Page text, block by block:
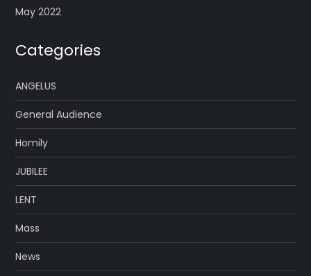
May 2022
Categories
ANGELUS
General Audience
Homily
JUBILEE
LENT
Mass
News